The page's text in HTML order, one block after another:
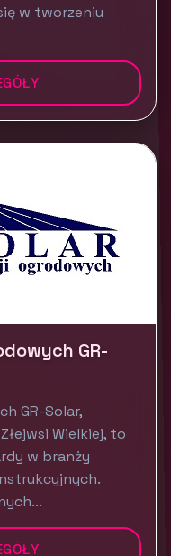
w tworzeniu
GR-
GR-Solar,
Wielkiej, to
w branży